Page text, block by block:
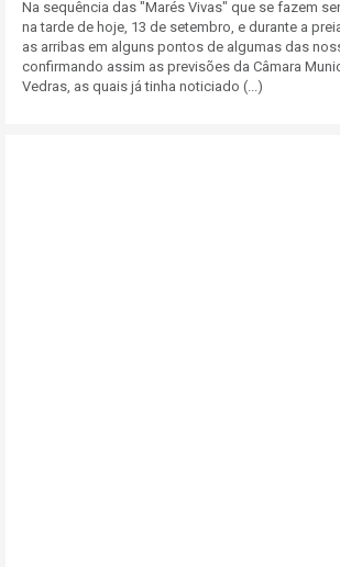
Na sequência das "Marés Vivas" que se fazem
na tarde de hoje, 13 de setembro, e durante a
as arribas em alguns pontos de algumas das
confirmando assim as previsões da Câmara
Vedras, as quais já tinha noticiado (...)